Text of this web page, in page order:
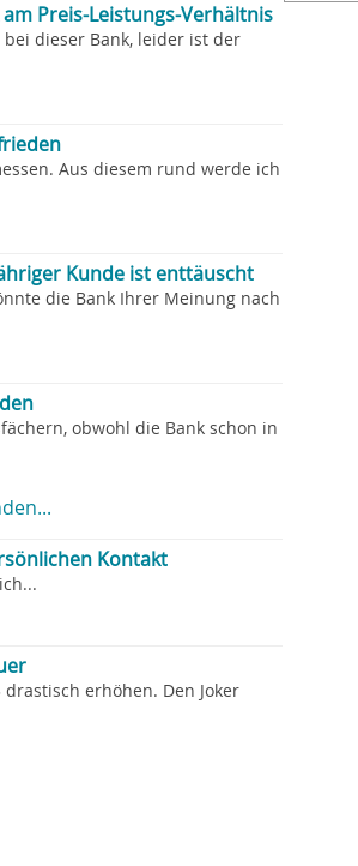
Preis-Leistungs-Verhältnis
dieser Bank, leider ist der
Aus diesem rund werde ich
Kunde ist enttäuscht
die Bank Ihrer Meinung nach
obwohl die Bank schon in
Kontakt
erhöhen. Den Joker